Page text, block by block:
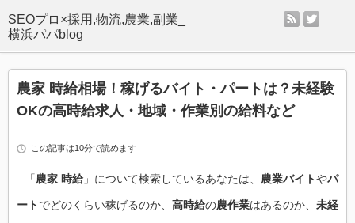
SEOプロ×採用,物流,農業,副業_
横浜パパblog
rss
農家 時給相場！稼げるバイト・パートは？未経験
OKの高時給求人・地域・作業別の給料など
この記事は10分で読めます
「農家 時給」について検索しているあなたは、 農業バイトやパ
ートでどのくらい稼げるのか、 高時給の農作業はあるのか、 未経